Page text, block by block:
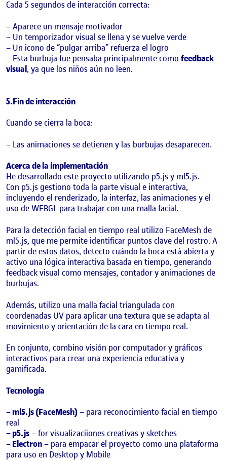
Cada 5 segundos de interacción correcta:
– Aparece un mensaje motivador
– Un temporizador visual se llena y se vuelve verde
– Un icono de “pulgar arriba” refuerza el logro
– Esta burbuja fue pensaba principalmente como feedback
visual, ya que los niños aún no leen.
5.Fin de interacción
Cuando se cierra la boca:
– Las animaciones se detienen y las burbujas desaparecen.
Acerca de la implementación
He desarrollado este proyecto utilizando p5.js y ml5.js.
Con p5.js gestiono toda la parte visual e interactiva,
incluyendo el renderizado, la interfaz, las animaciones y el
uso de WEBGL para trabajar con una malla facial.
Para la detección facial en tiempo real utilizo FaceMesh de
ml5.js, que me permite identificar puntos clave del rostro. A
partir de estos datos, detecto cuándo la boca está abierta y
activo una lógica interactiva basada en tiempo, generando
feedback visual como mensajes, contador y animaciones de
burbujas.
Además, utilizo una malla facial triangulada con
coordenadas UV para aplicar una textura que se adapta al
movimiento y orientación de la cara en tiempo real.
En conjunto, combino visión por computador y gráficos
interactivos para crear una experiencia educativa y
gamificada.
Tecnología
– ml5.js (FaceMesh)– para reconocimiento facial en tiempo
real
– p5.js– for visualizaciiones creativas y sketches
– Electron– para empacar el proyecto como una plataforma
para uso en Desktop y Mobile